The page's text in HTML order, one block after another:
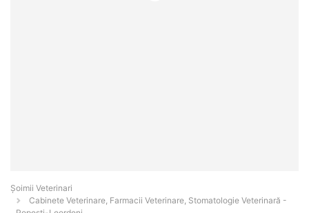
Șoimii Veterinari
Cabinete Veterinare, Farmacii Veterinare, Stomatologie Veterinară -